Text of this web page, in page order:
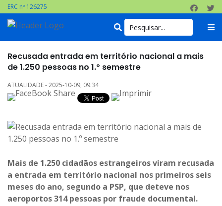
ERC nº 126275
Recusada entrada em território nacional a mais
de 1.250 pessoas no 1.º semestre
ATUALIDADE - 2025-10-09, 09:34
Mais de 1.250 cidadãos estrangeiros viram recusada
a entrada em território nacional nos primeiros seis
meses do ano, segundo a PSP, que deteve nos
aeroportos 314 pessoas por fraude documental.